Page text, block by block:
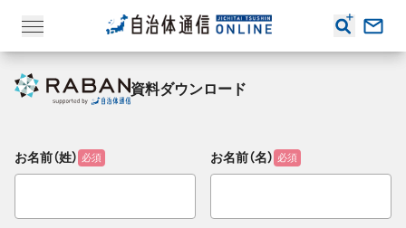
資料ダウンロード
お名前（姓） 必須 お名前（名） 必須